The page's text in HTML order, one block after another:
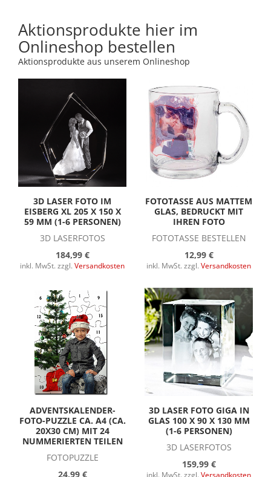
Aktionsprodukte hier im
Onlineshop bestellen
Aktionsprodukte aus unserem Onlineshop
3D LASER FOTO IM
EISBERG XL 205 X 150 X
59 MM (1-6 PERSONEN)
3D LASERFOTOS
184,99 €
inkl. MwSt. zzgl. Versandkosten
FOTOTASSE AUS MATTEM
GLAS, BEDRUCKT MIT
IHREN FOTO
FOTOTASSE BESTELLEN
12,99 €
inkl. MwSt. zzgl. Versandkosten
ADVENTSKALENDER-
FOTO-PUZZLE CA. A4 (CA.
20X30 CM) MIT 24
NUMMERIERTEN TEILEN
FOTOPUZZLE
24,99 €
3D LASER FOTO GIGA IN
GLAS 100 X 90 X 130 MM
(1-6 PERSONEN)
3D LASERFOTOS
159,99 €
inkl. MwSt. zzgl. Versandkosten